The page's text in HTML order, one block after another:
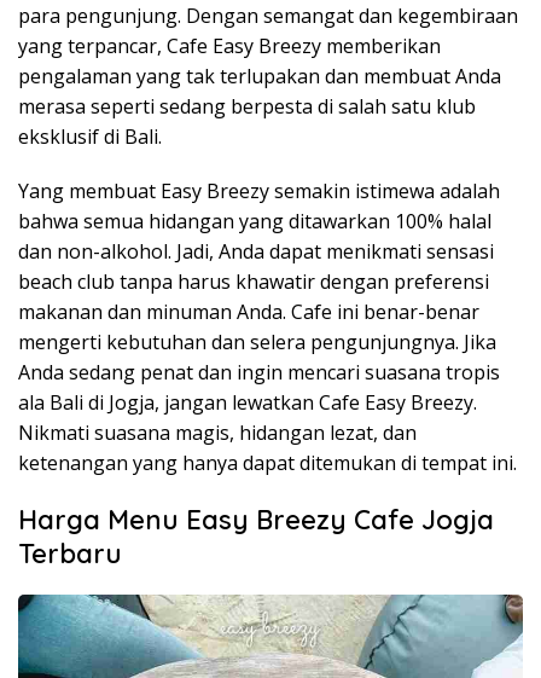
para pengunjung. Dengan semangat dan kegembiraan
yang terpancar, Cafe Easy Breezy memberikan
pengalaman yang tak terlupakan dan membuat Anda
merasa seperti sedang berpesta di salah satu klub
eksklusif di Bali.
Yang membuat Easy Breezy semakin istimewa adalah
bahwa semua hidangan yang ditawarkan 100% halal
dan non-alkohol. Jadi, Anda dapat menikmati sensasi
beach club tanpa harus khawatir dengan preferensi
makanan dan minuman Anda. Cafe ini benar-benar
mengerti kebutuhan dan selera pengunjungnya. Jika
Anda sedang penat dan ingin mencari suasana tropis
ala Bali di Jogja, jangan lewatkan Cafe Easy Breezy.
Nikmati suasana magis, hidangan lezat, dan
ketenangan yang hanya dapat ditemukan di tempat ini.
Harga Menu Easy Breezy Cafe Jogja
Terbaru